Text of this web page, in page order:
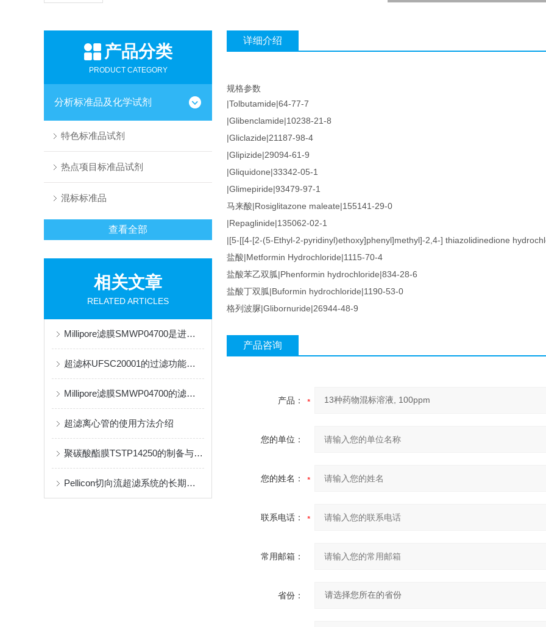
产品分类
PRODUCT CATEGORY
分析标准品及化学试剂
特色标准品试剂
热点项目标准品试剂
混标标准品
查看全部
相关文章
RELATED ARTICLES
Millipore滤膜SMWP04700是进行流体过滤和纯化的关键工具
超滤杯UFSC20001的过滤功能和创新设计介绍
Millipore滤膜SMWP04700的滤膜材料与技术分析
超滤离心管的使用方法介绍
聚碳酸酯膜TSTP14250的制备与加工方法
Pellicon切向流超滤系统的长期稳定运行依赖于科学的清洗与维护策略
详细介绍
规格参数
|Tolbutamide|64-77-7
|Glibenclamide|10238-21-8
|Gliclazide|21187-98-4
|Glipizide|29094-61-9
|Gliquidone|33342-05-1
|Glimepiride|93479-97-1
马来酸|Rosiglitazone maleate|155141-29-0
|Repaglinide|135062-02-1
|[5-[[4-[2-(5-Ethyl-2-pyridinyl)ethoxy]phenyl]methyl]-2,4-] thiazolidinedione
盐酸|Metformin Hydrochloride|1115-70-4
盐酸苯乙双胍|Phenformin hydrochloride|834-28-6
盐酸丁双胍|Buformin hydrochloride|1190-53-0
格列波脲|Glibornuride|26944-48-9
产品咨询
产品：
您的单位：
您的姓名：
联系电话：
常用邮箱：
省份：